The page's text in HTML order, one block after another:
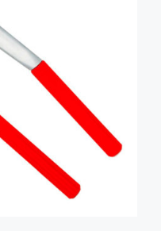
/ DÉTAILS